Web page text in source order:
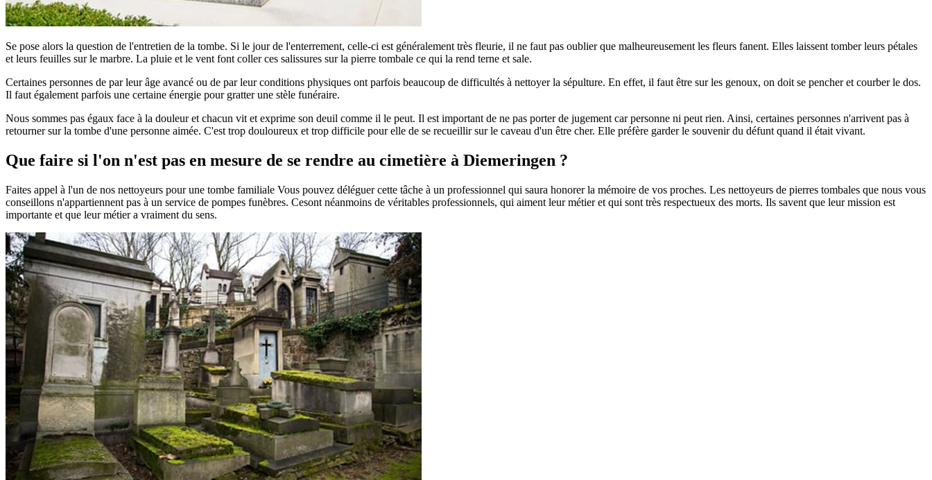
Se pose alors la question de l'entretien de la tombe. Si le jour de l'enterrement, celle-ci est généralement très fleurie, il ne faut pas oublier que malheureusement les fleurs fanent. Elles laissent tomber leurs pétales
et leurs feuilles sur le marbre. La pluie et le vent font coller ces salissures sur la pierre tombale ce qui la rend terne et sale.
Certaines personnes de par leur âge avancé ou de par leur conditions physiques ont parfois beaucoup de difficultés à nettoyer la sépulture. En effet, il faut être sur les genoux, on doit se pencher et courber le dos.
Il faut également parfois une certaine énergie pour gratter une stèle funéraire.
Nous sommes pas égaux face à la douleur et chacun vit et exprime son deuil comme il le peut. Il est important de ne pas porter de jugement car personne ni peut rien. Ainsi, certaines personnes n'arrivent pas à
retourner sur la tombe d'une personne aimée. C'est trop douloureux et trop difficile pour elle de se recueillir sur le caveau d'un être cher. Elle préfère garder le souvenir du défunt quand il était vivant.
Que faire si l'on n'est pas en mesure de se rendre au cimetière à Diemeringen ?
Faites appel à l'un de nos nettoyeurs pour une tombe familiale Vous pouvez déléguer cette tâche à un professionnel qui saura honorer la mémoire de vos proches. Les nettoyeurs de pierres tombales que nous vous
conseillons n'appartiennent pas à un service de pompes funèbres. Cesont néanmoins de véritables professionnels, qui aiment leur métier et qui sont très respectueux des morts. Ils savent que leur mission est
importante et que leur métier a vraiment du sens.